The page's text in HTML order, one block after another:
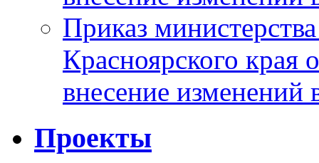
Приказ
Красноярского
внесение изменений
Проекты